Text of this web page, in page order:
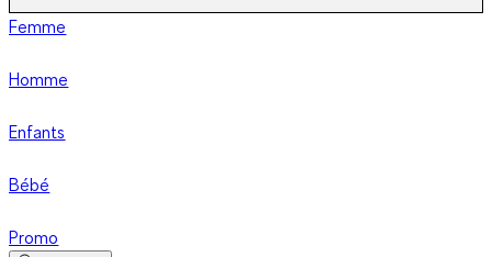
Femme
Homme
Enfants
Bébé
Promo